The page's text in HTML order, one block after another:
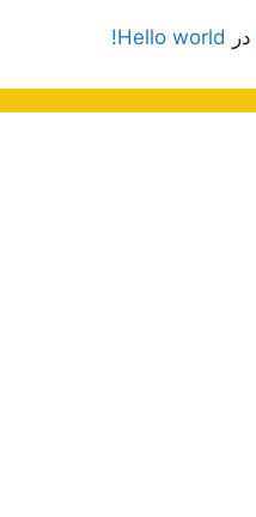
در Hello world!